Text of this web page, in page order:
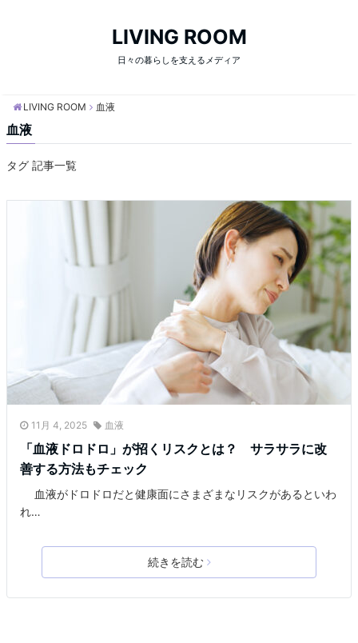
LIVING ROOM
日々の暮らしを支えるメディア
LIVING ROOM 血液
血液
タグ 記事一覧
11月 4, 2025 血液
「血液ドロドロ」が招くリスクとは？ サラサラに改
善する方法もチェック
血液がドロドロだと健康面にさまざまなリスクがあるといわ
れ…
続きを読む